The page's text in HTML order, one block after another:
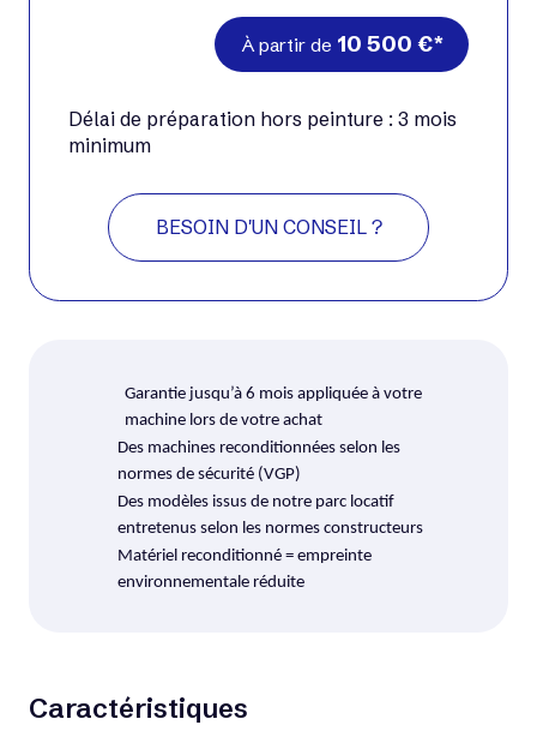
À partir de 10 500 €
Délai de préparation hors peinture : 3 mois
minimum
BESOIN D'UN CONSEIL ?
Caractéristiques
Garantie jusqu’à 6 mois appliquée à votre
machine lors de votre achat
Des machines reconditionnées selon les
normes de sécurité (VGP)
Des modèles issus de notre parc locatif
entretenus selon les normes constructeurs
Matériel reconditionné = empreinte
environnementale réduite